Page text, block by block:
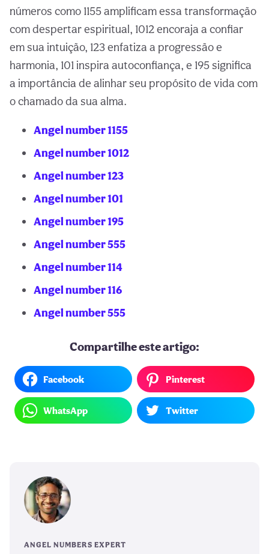
números como 1155 amplificam essa transformação
com despertar espiritual, 1012 encoraja a confiar
em sua intuição, 123 enfatiza a progressão e
harmonia, 101 inspira autoconfiança, e 195 significa
a importância de alinhar seu propósito de vida com
o chamado da sua alma.
Angel number 1155
Angel number 1012
Angel number 123
Angel number 101
Angel number 195
Angel number 555
Angel number 114
Angel number 116
Angel number 555
Compartilhe este artigo:
Facebook Pinterest
WhatsApp Twitter
ANGEL NUMBERS EXPERT